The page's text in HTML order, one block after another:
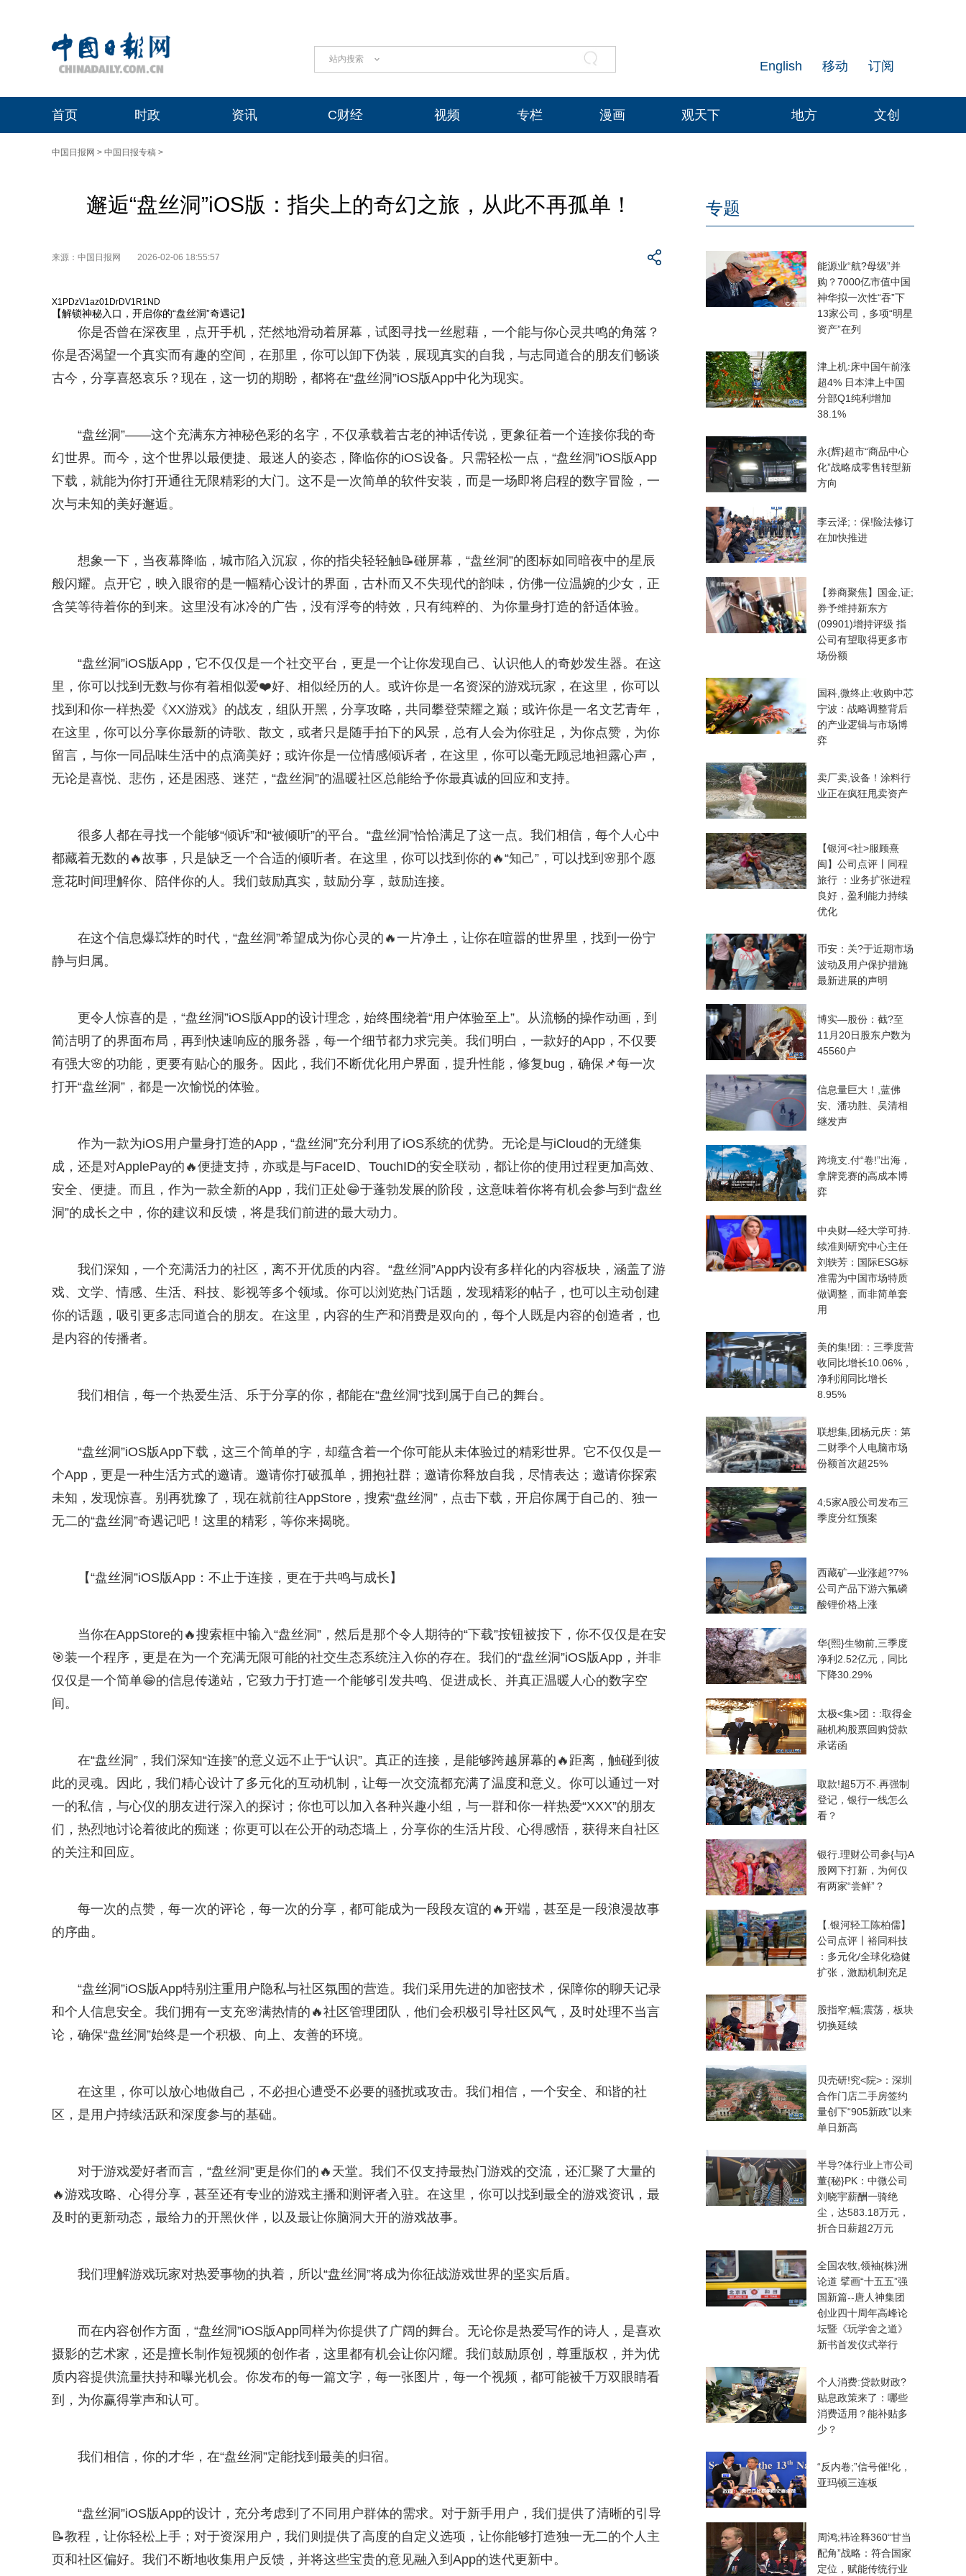
站内搜索 订阅
移动
English
首页 时政 资讯 C财经 视频 专栏 漫画 观天下 地方 文创
中国日报网 > 中国日报专稿 >
邂逅“盘丝洞”iOS版：指尖上的奇幻之旅，从此不再孤单！
来源：中国日报网 2026-02-06 18:55:57
X1PDzV1az01DrDV1R1ND
【解锁神秘入口，开启你的“盘丝洞”奇遇记】
你是否曾在深夜里，点开手机，茫然地滑动着屏幕，试图寻找一丝慰藉，一个能与你心灵共鸣的角落？
你是否渴望一个真实而有趣的空间，在那里，你可以卸下伪装，展现真实的自我，与志同道合的朋友们畅谈
古今，分享喜怒哀乐？现在，这一切的期盼，都将在“盘丝洞”iOS版App中化为现实。
“盘丝洞”——这个充满东方神秘色彩的名字，不仅承载着古老的神话传说，更象征着一个连接你我的奇
幻世界。而今，这个世界以最便捷、最迷人的姿态，降临你的iOS设备。只需轻松一点，“盘丝洞”iOS版App
下载，就能为你打开通往无限精彩的大门。这不是一次简单的软件安装，而是一场即将启程的数字冒险，一
次与未知的美好邂逅。
想象一下，当夜幕降临，城市陷入沉寂，你的指尖轻轻触📝碰屏幕，“盘丝洞”的图标如同暗夜中的星辰
般闪耀。点开它，映入眼帘的是一幅精心设计的界面，古朴而又不失现代的韵味，仿佛一位温婉的少女，正
含笑等待着你的到来。这里没有冰冷的广告，没有浮夸的特效，只有纯粹的、为你量身打造的舒适体验。
“盘丝洞”iOS版App，它不仅仅是一个社交平台，更是一个让你发现自己、认识他人的奇妙发生器。在这
里，你可以找到无数与你有着相似爱❤️好、相似经历的人。或许你是一名资深的游戏玩家，在这里，你可以
找到和你一样热爱《XX游戏》的战友，组队开黑，分享攻略，共同攀登荣耀之巅；或许你是一名文艺青年，
在这里，你可以分享你最新的诗歌、散文，或者只是随手拍下的风景，总有人会为你驻足，为你点赞，为你
留言，与你一同品味生活中的点滴美好；或许你是一位情感倾诉者，在这里，你可以毫无顾忌地袒露心声，
无论是喜悦、悲伤，还是困惑、迷茫，“盘丝洞”的温暖社区总能给予你最真诚的回应和支持。
很多人都在寻找一个能够“倾诉”和“被倾听”的平台。“盘丝洞”恰恰满足了这一点。我们相信，每个人心中
都藏着无数的🔥故事，只是缺乏一个合适的倾听者。在这里，你可以找到你的🔥“知己”，可以找到🌸那个愿
意花时间理解你、陪伴你的人。我们鼓励真实，鼓励分享，鼓励连接。
在这个信息爆💥炸的时代，“盘丝洞”希望成为你心灵的🔥一片净土，让你在喧嚣的世界里，找到一份宁
静与归属。
更令人惊喜的是，“盘丝洞”iOS版App的设计理念，始终围绕着“用户体验至上”。从流畅的操作动画，到
简洁明了的界面布局，再到快速响应的服务器，每一个细节都力求完美。我们明白，一款好的App，不仅要
有强大🌸的功能，更要有贴心的服务。因此，我们不断优化用户界面，提升性能，修复bug，确保📌每一次
打开“盘丝洞”，都是一次愉悦的体验。
作为一款为iOS用户量身打造的App，“盘丝洞”充分利用了iOS系统的优势。无论是与iCloud的无缝集
成，还是对ApplePay的🔥便捷支持，亦或是与FaceID、TouchID的安全联动，都让你的使用过程更加高效、
安全、便捷。而且，作为一款全新的App，我们正处😁于蓬勃发展的阶段，这意味着你将有机会参与到“盘丝
洞”的成长之中，你的建议和反馈，将是我们前进的最大动力。
我们深知，一个充满活力的社区，离不开优质的内容。“盘丝洞”App内设有多样化的内容板块，涵盖了游
戏、文学、情感、生活、科技、影视等多个领域。你可以浏览热门话题，发现精彩的帖子，也可以主动创建
你的话题，吸引更多志同道合的朋友。在这里，内容的生产和消费是双向的，每个人既是内容的创造者，也
是内容的传播者。
我们相信，每一个热爱生活、乐于分享的你，都能在“盘丝洞”找到属于自己的舞台。
“盘丝洞”iOS版App下载，这三个简单的字，却蕴含着一个你可能从未体验过的精彩世界。它不仅仅是一
个App，更是一种生活方式的邀请。邀请你打破孤单，拥抱社群；邀请你释放自我，尽情表达；邀请你探索
未知，发现惊喜。别再犹豫了，现在就前往AppStore，搜索“盘丝洞”，点击下载，开启你属于自己的、独一
无二的“盘丝洞”奇遇记吧！这里的精彩，等你来揭晓。
【“盘丝洞”iOS版App：不止于连接，更在于共鸣与成长】
当你在AppStore的🔥搜索框中输入“盘丝洞”，然后是那个令人期待的“下载”按钮被按下，你不仅仅是在安
🎯装一个程序，更是在为一个充满无限可能的社交生态系统注入你的存在。我们的“盘丝洞”iOS版App，并非
仅仅是一个简单😁的信息传递站，它致力于打造一个能够引发共鸣、促进成长、并真正温暖人心的数字空
间。
在“盘丝洞”，我们深知“连接”的意义远不止于“认识”。真正的连接，是能够跨越屏幕的🔥距离，触碰到彼
此的灵魂。因此，我们精心设计了多元化的互动机制，让每一次交流都充满了温度和意义。你可以通过一对
一的私信，与心仪的朋友进行深入的探讨；你也可以加入各种兴趣小组，与一群和你一样热爱“XXX”的朋友
们，热烈地讨论着彼此的痴迷；你更可以在公开的动态墙上，分享你的生活片段、心得感悟，获得来自社区
的关注和回应。
每一次的点赞，每一次的评论，每一次的分享，都可能成为一段段友谊的🔥开端，甚至是一段浪漫故事
的序曲。
“盘丝洞”iOS版App特别注重用户隐私与社区氛围的营造。我们采用先进的加密技术，保障你的聊天记录
和个人信息安全。我们拥有一支充🌸满热情的🔥社区管理团队，他们会积极引导社区风气，及时处理不当言
论，确保“盘丝洞”始终是一个积极、向上、友善的环境。
在这里，你可以放心地做自己，不必担心遭受不必要的骚扰或攻击。我们相信，一个安全、和谐的社
区，是用户持续活跃和深度参与的基础。
对于游戏爱好者而言，“盘丝洞”更是你们的🔥天堂。我们不仅支持最热门游戏的交流，还汇聚了大量的
🔥游戏攻略、心得分享，甚至还有专业的游戏主播和测评者入驻。在这里，你可以找到最全的游戏资讯，最
及时的更新动态，最给力的开黑伙伴，以及最让你脑洞大开的游戏故事。
我们理解游戏玩家对热爱事物的执着，所以“盘丝洞”将成为你征战游戏世界的坚实后盾。
而在内容创作方面，“盘丝洞”iOS版App同样为你提供了广阔的舞台。无论你是热爱写作的诗人，是喜欢
摄影的艺术家，还是擅长制作短视频的创作者，这里都有机会让你闪耀。我们鼓励原创，尊重版权，并为优
质内容提供流量扶持和曝光机会。你发布的每一篇文字，每一张图片，每一个视频，都可能被千万双眼睛看
到，为你赢得掌声和认可。
我们相信，你的才华，在“盘丝洞”定能找到最美的归宿。
“盘丝洞”iOS版App的设计，充分考虑到了不同用户群体的需求。对于新手用户，我们提供了清晰的引导
📝教程，让你轻松上手；对于资深用户，我们则提供了高度的自定义选项，让你能够打造独一无二的个人主
页和社区偏好。我们不断地收集用户反馈，并将这些宝贵的意见融入到App的迭代更新中。
专题
能源业“航?母级”并
购？7000亿市值中国
神华拟一次性“吞”下
13家公司，多项“明星
资产”在列
津上机:床中国午前涨
超4% 日本津上中国
分部Q1纯利增加
38.1%
永{辉}超市“商品中心
化”战略成零售转型新
方向
李云泽;：保!险法修订
在加快推进
【券商聚焦】国金,证;
券予维持新东方
(09901)增持评级 指
公司有望取得更多市
场份额
国科,微终止:收购中芯
宁波：战略调整背后
的产业逻辑与市场博
弈
卖厂卖,设备！涂料行
业正在疯狂甩卖资产
【银河<社>服顾熹
闽】公司点评丨同程
旅行 ：业务扩张进程
良好，盈利能力持续
优化
币安：关?于近期市场
波动及用户保护措施
最新进展的声明
博实—股份：截?至
11月20日股东户数为
45560户
信息量巨大！,蓝佛
安、潘功胜、吴清相
继发声
跨境支.付“卷!”出海，
拿牌竞赛的高成本博
弈
中央财—经大学可持.
续准则研究中心主任
刘轶芳：国际ESG标
准需为中国市场特质
做调整，而非简单套
用
美的集!团:：三季度营
收同比增长10.06%，
净利润同比增长
8.95%
联想集,团杨元庆：第
二财季个人电脑市场
份额首次超25%
4;5家A股公司发布三
季度分红预案
西藏矿—业涨超?7%
公司产品下游六氟磷
酸锂价格上涨
华{熙}生物前,三季度
净利2.52亿元，同比
下降30.29%
太极<集>团：:取得金
融机构股票回购贷款
承诺函
取款!超5万不.再强制
登记，银行一线怎么
看？
银行.理财公司参{与}A
股网下打新，为何仅
有两家“尝鲜”？
【.银河轻工陈柏儒】
公司点评丨裕同科技
：多元化/全球化稳健
扩张，激励机制充足
股指窄;幅;震荡，板块
切换延续
贝壳研!究<院>：深圳
合作门店二手房签约
量创下“905新政”以来
单日新高
半导?体行业上市公司
董{秘}PK：中微公司
刘晓宇薪酬一骑绝
尘，达583.18万元，
折合日薪超2万元
全国农牧,领袖{株}洲
论道 擘画“十五五”强
国新篇--唐人神集团
创业四十周年高峰论
坛暨《玩学舍之道》
新书首发仪式举行
个人消费:贷款财政?
贴息政策来了：哪些
消费适用？能补贴多
少？
“反内卷;”信号催!化，
亚玛顿三连板
周鸿;祎诠释360“甘当
配角”战略：符合国家
定位，赋能传统行业